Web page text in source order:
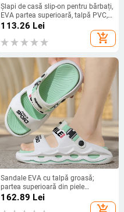
Șlapi de casă slip-on pentru bărbați,
EVA partea superioară, talpă PVC,
stil leisure, pentru adulți
113.26 Lei
add_shopping_cart
Sandale EVA cu talpă groasă;
partea superioară din piele
artificială; unisex; pentru sporturi în
162.89 Lei